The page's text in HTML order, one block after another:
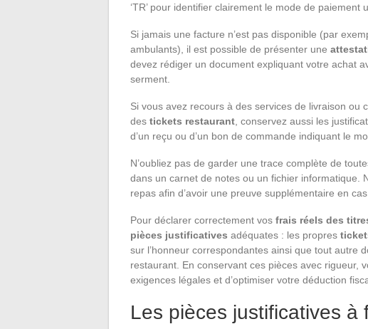
‘TR’ pour identifier clairement le mode de paiement
Si jamais une facture n’est pas disponible (par
ambulants), il est possible de présenter une
devez rédiger un document expliquant votre achat
serment.
Si vous avez recours à des services de livraison
des tickets restaurant , conservez aussi les
d’un reçu ou d’un bon de commande indiquant le
N’oubliez pas de garder une trace complète de
dans un carnet de notes ou un fichier informatique.
repas afin d’avoir une preuve supplémentaire en
Pour déclarer correctement vos frais réels des
pièces justificatives adéquates : les propres
sur l’honneur correspondantes ainsi que tout autre
restaurant. En conservant ces pièces avec rigueur,
exigences légales et d’optimiser votre déduction
Les pièces justificatives à